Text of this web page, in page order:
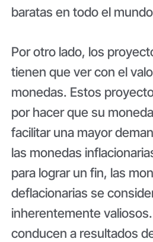
baratas en todo el
Por otro lado, los
tienen que ver con el
monedas. Estos
por hacer que su
facilitar una mayor
las monedas
para lograr un fin, las
deflacionarias se
inherentemente
conducen a resultados